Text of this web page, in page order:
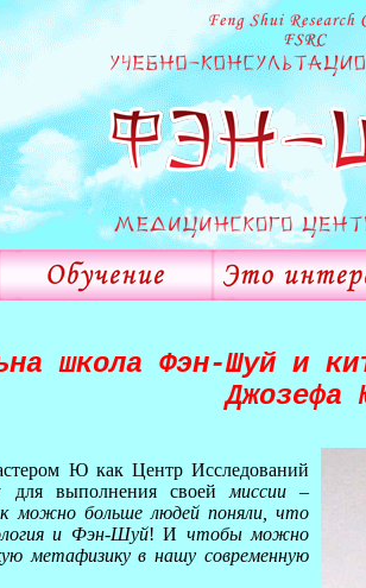
школа Фэн-Шуй и
Джозефа
Ю как Центр Исследований
выполнения своей миссии –
можно больше людей поняли, что
и Фэн-Шуй! И чтобы можно
метафизику в нашу современную